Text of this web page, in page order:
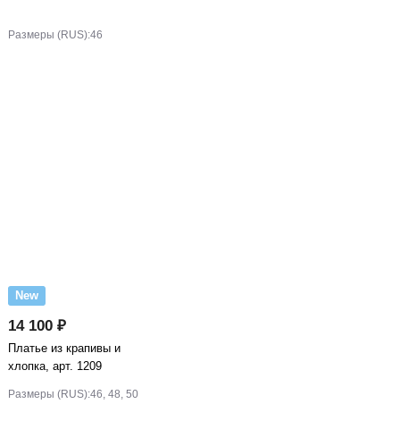
Размеры (RUS):46
New
14 100 ₽
Платье из крапивы и
хлопка, арт. 1209
Размеры (RUS):46, 48, 50